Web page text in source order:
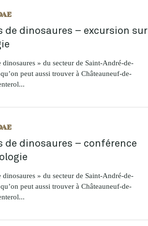
de dinosaures – excursion sur
» du secteur de Saint-André-de-
peut aussi trouver à Châteauneuf-de-
de dinosaures – conférence
» du secteur de Saint-André-de-
peut aussi trouver à Châteauneuf-de-